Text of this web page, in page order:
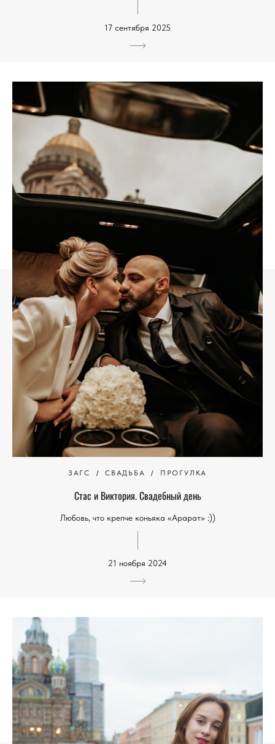
17 сентября 2025
ЗАГС СВАДЬБА ПРОГУЛКА
Стас и Виктория. Свадебный день
Любовь, что крепче коньяка «Арарат» :))
21 ноября 2024